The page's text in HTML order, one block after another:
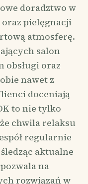
doradztwo w
pielęgnacji
atmosferę.
salon
obsługi oraz
nawet z
doceniają
to nie tylko
chwila relaksu
regularnie
aktualne
na
rozwiązań w